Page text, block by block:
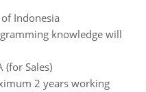
Indonesia
knowledge will
(for Sales)
2 years working